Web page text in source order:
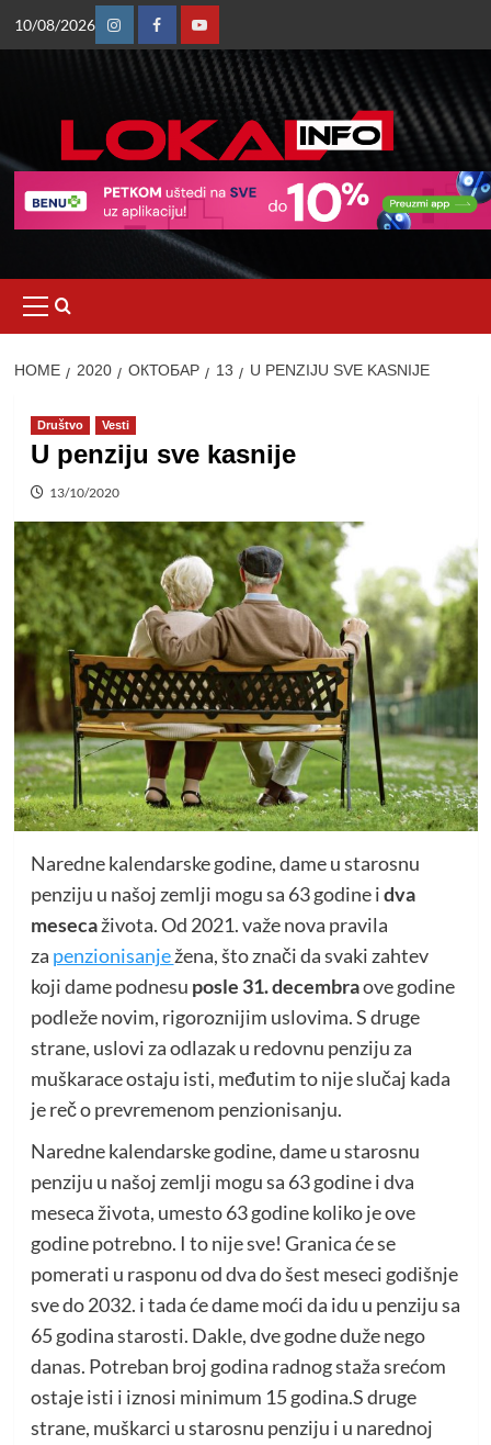
10/08/2026
InstagramFacebookYoutube
Menu
HOME 2020 ОКТОБАР 13 U PENZIJU SVE KASNIJE
Društvo Vesti
U penziju sve kasnije
13/10/2020
Naredne kalendarske godine, dame u starosnu
penziju u našoj zemlji mogu sa 63 godine idva
mesecaživota. Od 2021. važe nova pravila
za penzionisanježena, što znači da svaki zahtev
koji dame podnesu posle 31. decembraove godine
podleže novim, rigoroznijim uslovima. S druge
strane, uslovi za odlazak u redovnu penziju za
muškarace ostaju isti, međutim to nije slučaj kada
je reč o prevremenom penzionisanju.
Naredne kalendarske godine, dame u starosnu
penziju u našoj zemlji mogu sa 63 godine i dva
meseca života, umesto 63 godine koliko je ove
godine potrebno. I to nije sve! Granica će se
pomerati u rasponu od dva do šest meseci godišnje
sve do 2032. i tada će dame moći da idu u penziju sa
65 godina starosti. Dakle, dve godne duže nego
danas. Potreban broj godina radnog staža srećom
ostaje isti i iznosi minimum 15 godina.S druge
strane, muškarci u starosnu penziju i u narednoj